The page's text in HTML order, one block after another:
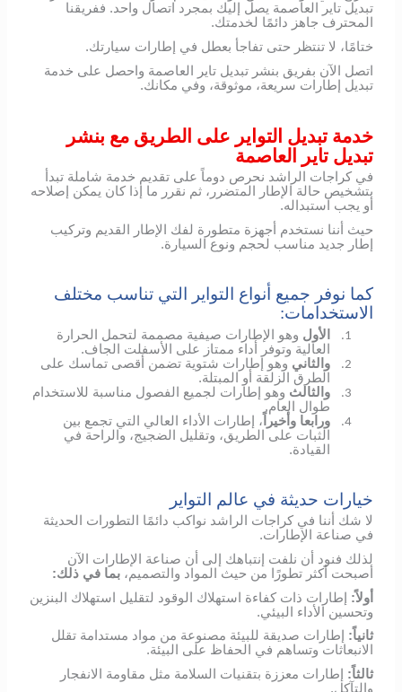
تبديل تاير العاصمة يصل إليك بمجرد اتصال واحد. ففريقنا
المحترف جاهز دائمًا لخدمتك.
ختامًا، لا تنتظر حتى تفاجأ بعطل في إطارات سيارتك.
اتصل الآن بفريق بنشر تبديل تاير العاصمة واحصل على خدمة
تبديل إطارات سريعة، موثوقة، وفي مكانك.
خدمة تبديل التواير على الطريق مع بنشر
تبديل تاير العاصمة
في كراجات الراشد نحرص دوماً على تقديم خدمة شاملة تبدأ
بتشخيص حالة الإطار المتضرر، ثم نقرر ما إذا كان يمكن إصلاحه
أو يجب استبداله.
حيث أننا نستخدم أجهزة متطورة لفك الإطار القديم وتركيب
إطار جديد مناسب لحجم ونوع السيارة.
كما نوفر جميع أنواع التواير التي تناسب مختلف
الاستخدامات:
1. الأول وهو الإطارات صيفية مصممة لتحمل الحرارة
العالية وتوفر أداء ممتاز على الأسفلت الجاف.
2. والثاني وهو إطارات شتوية تضمن أقصى تماسك على
الطرق الزلقة أو المبتلة.
3. والثالث وهو إطارات لجميع الفصول مناسبة للاستخدام
طوال العام.
4. ورابعا وأخيراً ، إطارات الأداء العالي التي تجمع بين
الثبات على الطريق، وتقليل الضجيج، والراحة في
القيادة.
خيارات حديثة في عالم التواير
لا شك أننا في كراجات الراشد نواكب دائمًا التطورات الحديثة
في صناعة الإطارات.
لذلك فنود أن نلفت إنتباهك إلى أن صناعة الإطارات الآن
أصبحت أكثر تطورًا من حيث المواد والتصميم،بما في ذلك:
أولاً: إطارات ذات كفاءة استهلاك الوقود لتقليل استهلاك البنزين
وتحسين الأداء البيئي.
ثانياً: إطارات صديقة للبيئة مصنوعة من مواد مستدامة تقلل
الانبعاثات وتساهم في الحفاظ على البيئة.
ثالثاً: إطارات معززة بتقنيات السلامة مثل مقاومة الانفجار
والتآكل.